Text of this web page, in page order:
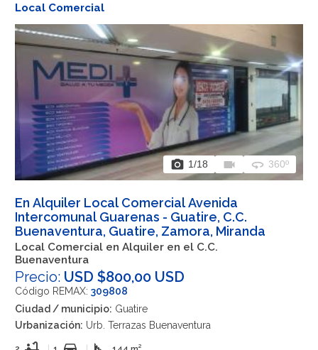
Local Comercial
photo_camera 1/18 videocam 360 360º
En Alquiler Local Comercial Avenida
Intercomunal Guarenas - Guatire, C.C.
Buenaventura, Guatire, Zamora, Miranda
Local Comercial en Alquiler en el C.C.
Buenaventura
Precio: USD $800,00 USD
Código REMAX: 309808
Ciudad / municipio: Guatire
Urbanización: Urb. Terrazas Buenaventura